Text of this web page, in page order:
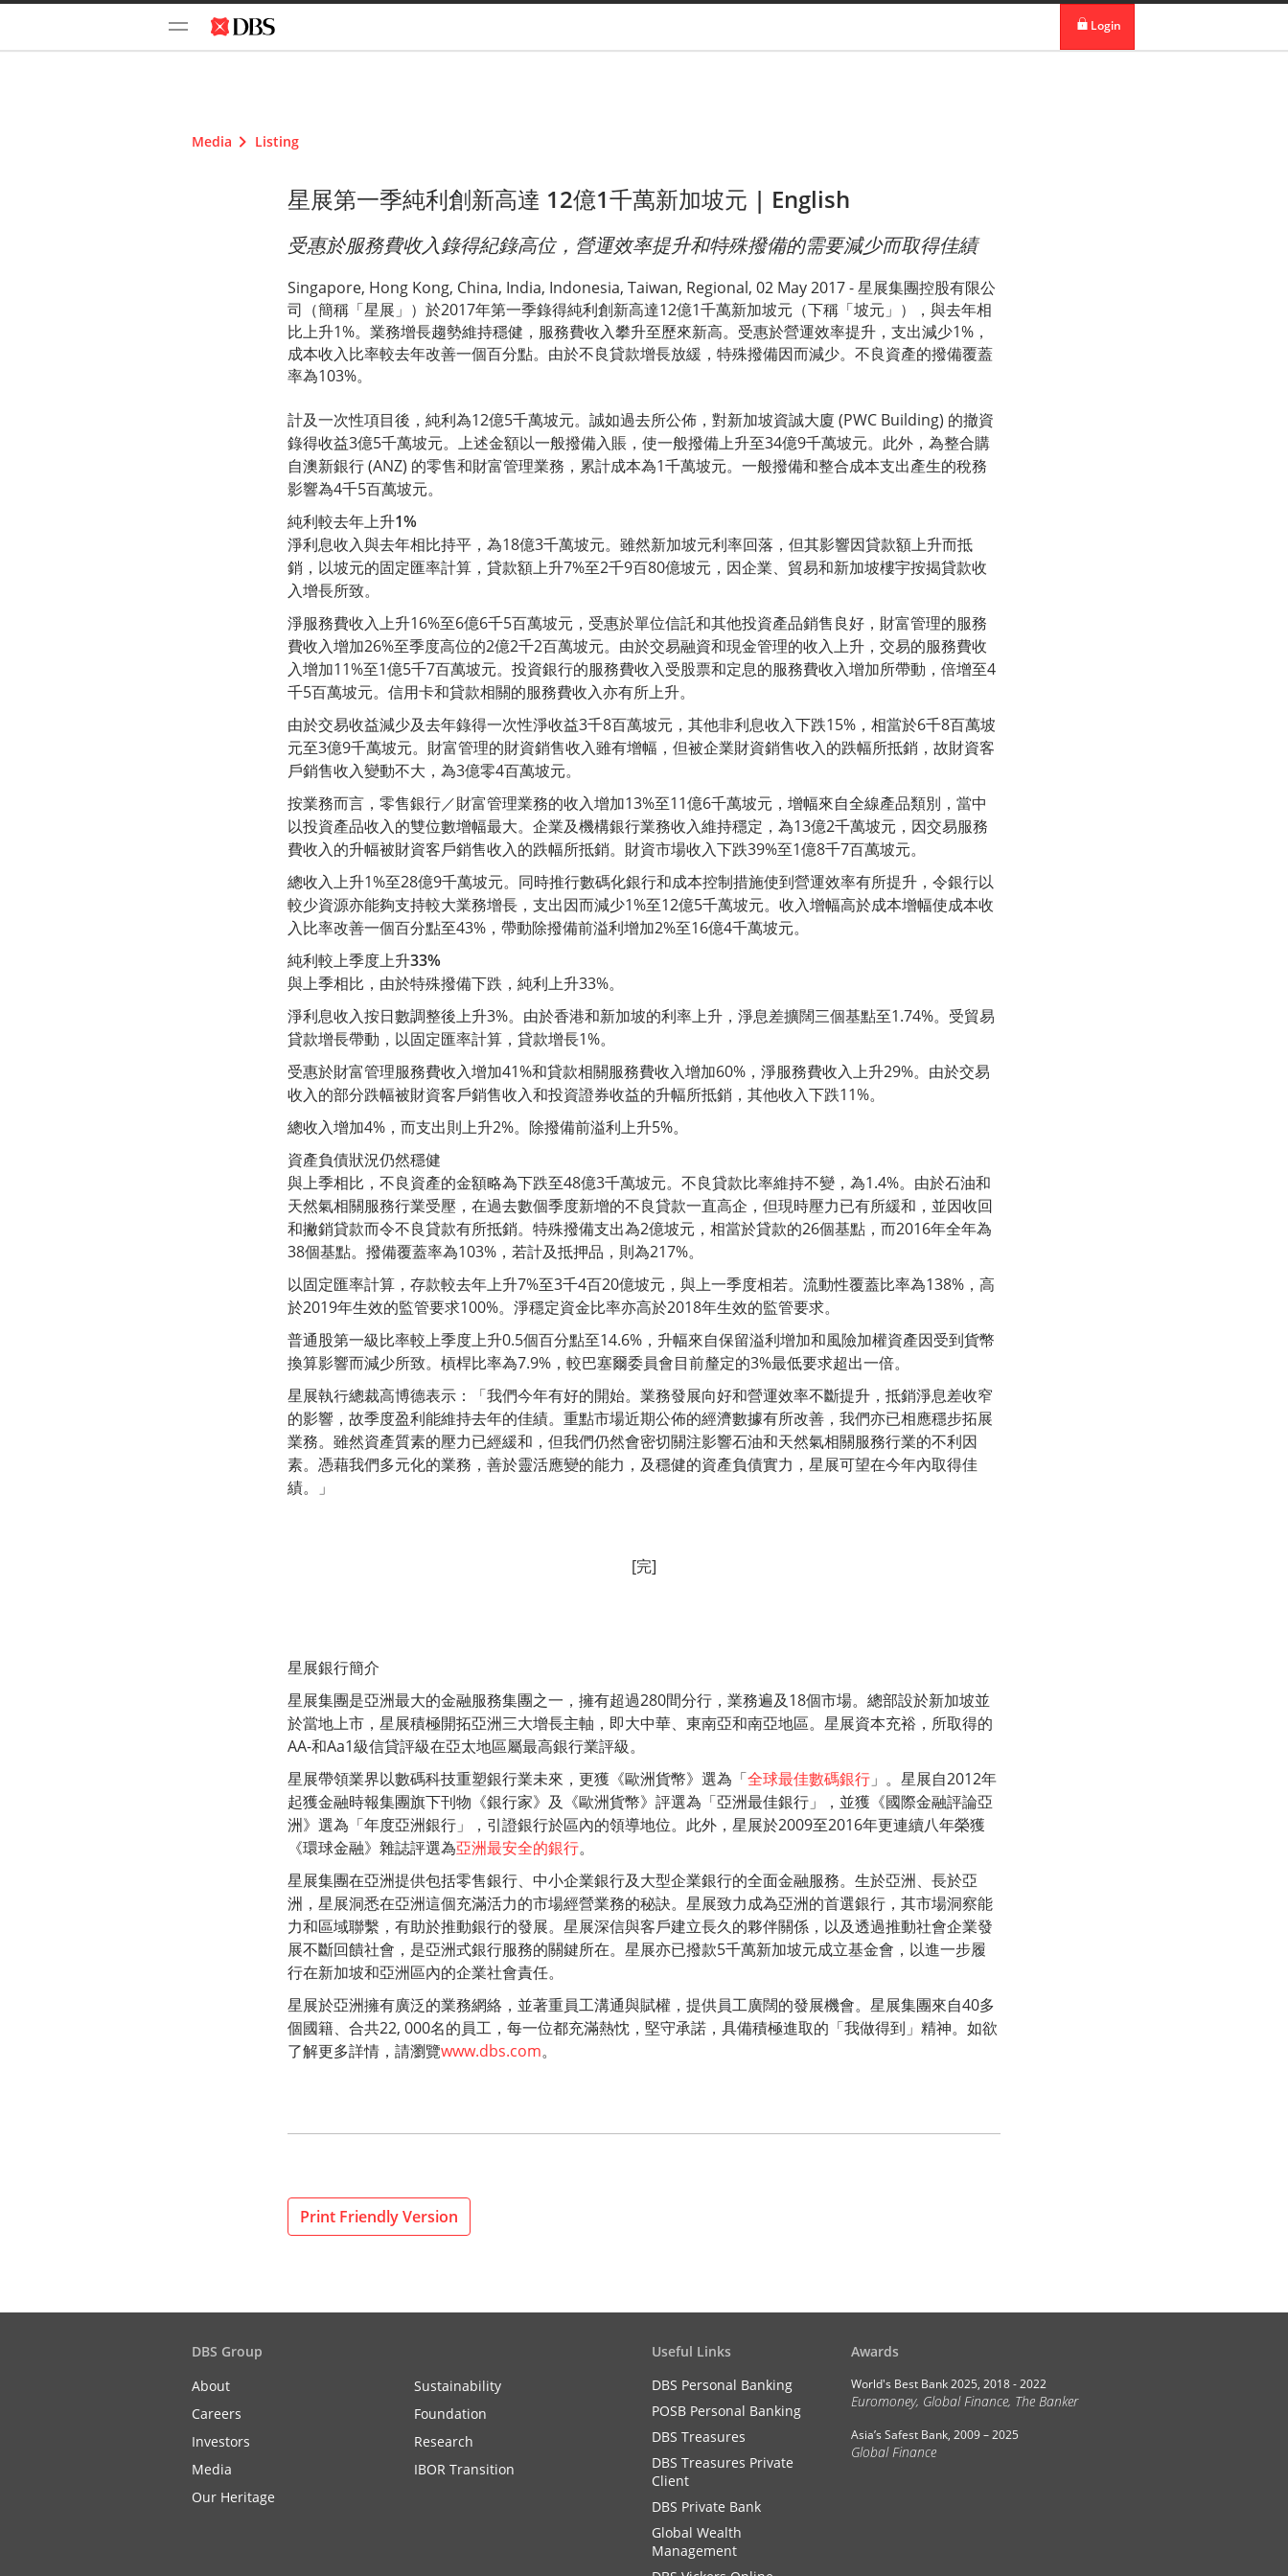
Login
Media Listing
星展第一季純利創新高達 12億1千萬新加坡元 | English
受惠於服務費收入錄得紀錄高位，營運效率提升和特殊撥備的需要減少而取得佳績
Singapore, Hong Kong, China, India, Indonesia, Taiwan, Regional, 02 May 2017 - 星展集團控股有限公
司（簡稱「星展」）於2017年第一季錄得純利創新高達12億1千萬新加坡元（下稱「坡元」），與去年相
比上升1%。業務增長趨勢維持穩健，服務費收入攀升至歷來新高。受惠於營運效率提升，支出減少1%，
成本收入比率較去年改善一個百分點。由於不良貸款增長放緩，特殊撥備因而減少。不良資產的撥備覆蓋
率為103%。
計及一次性項目後，純利為12億5千萬坡元。誠如過去所公佈，對新加坡資誠大廈 (PWC Building) 的撤資
錄得收益3億5千萬坡元。上述金額以一般撥備入賬，使一般撥備上升至34億9千萬坡元。此外，為整合購
自澳新銀行 (ANZ) 的零售和財富管理業務，累計成本為1千萬坡元。一般撥備和整合成本支出產生的稅務
影響為4千5百萬坡元。
純利較去年上升1%
淨利息收入與去年相比持平，為18億3千萬坡元。雖然新加坡元利率回落，但其影響因貸款額上升而抵
銷，以坡元的固定匯率計算，貸款額上升7%至2千9百80億坡元，因企業、貿易和新加坡樓宇按揭貸款收
入增長所致。
淨服務費收入上升16%至6億6千5百萬坡元，受惠於單位信託和其他投資產品銷售良好，財富管理的服務
費收入增加26%至季度高位的2億2千2百萬坡元。由於交易融資和現金管理的收入上升，交易的服務費收
入增加11%至1億5千7百萬坡元。投資銀行的服務費收入受股票和定息的服務費收入增加所帶動，倍增至4
千5百萬坡元。信用卡和貸款相關的服務費收入亦有所上升。
由於交易收益減少及去年錄得一次性淨收益3千8百萬坡元，其他非利息收入下跌15%，相當於6千8百萬坡
元至3億9千萬坡元。財富管理的財資銷售收入雖有增幅，但被企業財資銷售收入的跌幅所抵銷，故財資客
戶銷售收入變動不大，為3億零4百萬坡元。
按業務而言，零售銀行／財富管理業務的收入增加13%至11億6千萬坡元，增幅來自全線產品類別，當中
以投資產品收入的雙位數增幅最大。企業及機構銀行業務收入維持穩定，為13億2千萬坡元，因交易服務
費收入的升幅被財資客戶銷售收入的跌幅所抵銷。財資市場收入下跌39%至1億8千7百萬坡元。
總收入上升1%至28億9千萬坡元。同時推行數碼化銀行和成本控制措施使到營運效率有所提升，令銀行以
較少資源亦能夠支持較大業務增長，支出因而減少1%至12億5千萬坡元。收入增幅高於成本增幅使成本收
入比率改善一個百分點至43%，帶動除撥備前溢利增加2%至16億4千萬坡元。
純利較上季度上升33%
與上季相比，由於特殊撥備下跌，純利上升33%。
淨利息收入按日數調整後上升3%。由於香港和新加坡的利率上升，淨息差擴闊三個基點至1.74%。受貿易
貸款增長帶動，以固定匯率計算，貸款增長1%。
受惠於財富管理服務費收入增加41%和貸款相關服務費收入增加60%，淨服務費收入上升29%。由於交易
收入的部分跌幅被財資客戶銷售收入和投資證券收益的升幅所抵銷，其他收入下跌11%。
總收入增加4%，而支出則上升2%。除撥備前溢利上升5%。
資產負債狀況仍然穩健
與上季相比，不良資產的金額略為下跌至48億3千萬坡元。不良貸款比率維持不變，為1.4%。由於石油和
天然氣相關服務行業受壓，在過去數個季度新增的不良貸款一直高企，但現時壓力已有所緩和，並因收回
和撇銷貸款而令不良貸款有所抵銷。特殊撥備支出為2億坡元，相當於貸款的26個基點，而2016年全年為
38個基點。撥備覆蓋率為103%，若計及抵押品，則為217%。
以固定匯率計算，存款較去年上升7%至3千4百20億坡元，與上一季度相若。流動性覆蓋比率為138%，高
於2019年生效的監管要求100%。淨穩定資金比率亦高於2018年生效的監管要求。
普通股第一級比率較上季度上升0.5個百分點至14.6%，升幅來自保留溢利增加和風險加權資產因受到貨幣
換算影響而減少所致。槓桿比率為7.9%，較巴塞爾委員會目前釐定的3%最低要求超出一倍。
星展執行總裁高博德表示：「我們今年有好的開始。業務發展向好和營運效率不斷提升，抵銷淨息差收窄
的影響，故季度盈利能維持去年的佳績。重點市場近期公佈的經濟數據有所改善，我們亦已相應穩步拓展
業務。雖然資產質素的壓力已經緩和，但我們仍然會密切關注影響石油和天然氣相關服務行業的不利因
素。憑藉我們多元化的業務，善於靈活應變的能力，及穩健的資產負債實力，星展可望在今年內取得佳
績。」
[完]
星展銀行簡介
星展集團是亞洲最大的金融服務集團之一，擁有超過280間分行，業務遍及18個市場。總部設於新加坡並
於當地上市，星展積極開拓亞洲三大增長主軸，即大中華、東南亞和南亞地區。星展資本充裕，所取得的
AA-和Aa1級信貸評級在亞太地區屬最高銀行業評級。
星展帶領業界以數碼科技重塑銀行業未來，更獲《歐洲貨幣》選為「全球最佳數碼銀行 」。星展自2012年
起獲金融時報集團旗下刊物《銀行家》及《歐洲貨幣》評選為「亞洲最佳銀行」，並獲《國際金融評論亞
洲》選為「年度亞洲銀行」，引證銀行於區內的領導地位。此外，星展於2009至2016年更連續八年榮獲
《環球金融》雜誌評選為亞洲最安全的銀行。
星展集團在亞洲提供包括零售銀行、中小企業銀行及大型企業銀行的全面金融服務。生於亞洲、長於亞
洲，星展洞悉在亞洲這個充滿活力的市場經營業務的秘訣。星展致力成為亞洲的首選銀行，其市場洞察能
力和區域聯繫，有助於推動銀行的發展。星展深信與客戶建立長久的夥伴關係，以及透過推動社會企業發
展不斷回饋社會，是亞洲式銀行服務的關鍵所在。星展亦已撥款5千萬新加坡元成立基金會，以進一步履
行在新加坡和亞洲區內的企業社會責任。
星展於亞洲擁有廣泛的業務網絡，並著重員工溝通與賦權，提供員工廣闊的發展機會。星展集團來自40多
個國籍、合共22, 000名的員工，每一位都充滿熱忱，堅守承諾，具備積極進取的「我做得到」精神。如欲
了解更多詳情，請瀏覽www.dbs.com。
Print Friendly Version
DBS Group
About
Sustainability
Careers
Foundation
Investors
Research
Media
IBOR Transition
Our Heritage
Useful Links
DBS Personal Banking
POSB Personal Banking
DBS Treasures
DBS Treasures Private
Client
DBS Private Bank
Global Wealth
Management
Awards
World's Best Bank 2025, 2018 - 2022
Euromoney, Global Finance, The Banker
Asia’s Safest Bank, 2009 – 2025
Global Finance